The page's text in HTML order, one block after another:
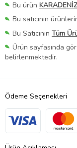
Bu ürün
Bu satıcının
Bu Satıcının Tüm
Ürün sayfasında
belirlenmektedir.
Ödeme Seçenekleri